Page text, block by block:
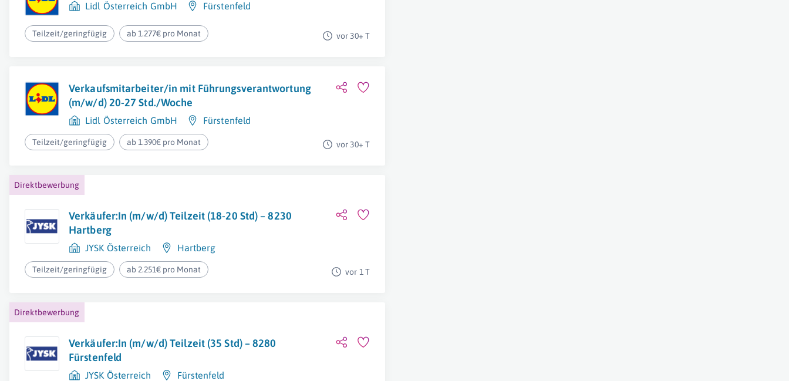
Lidl Österreich GmbH Fürstenfeld
Teilzeit/geringfügig ab 1.277€ pro Monat vor 30+ T
Verkaufsmitarbeiter/in mit Führungsverantwortung
(m/w/d) 20-27 Std./Woche
Lidl Österreich GmbH Fürstenfeld
Teilzeit/geringfügig ab 1.390€ pro Monat vor 30+ T
Direktbewerbung
Verkäufer:In (m/w/d) Teilzeit (18-20 Std) – 8230
Hartberg
JYSK Österreich Hartberg
Teilzeit/geringfügig ab 2.251€ pro Monat vor 1 T
Direktbewerbung
Verkäufer:In (m/w/d) Teilzeit (35 Std) – 8280
Fürstenfeld
JYSK Österreich Fürstenfeld